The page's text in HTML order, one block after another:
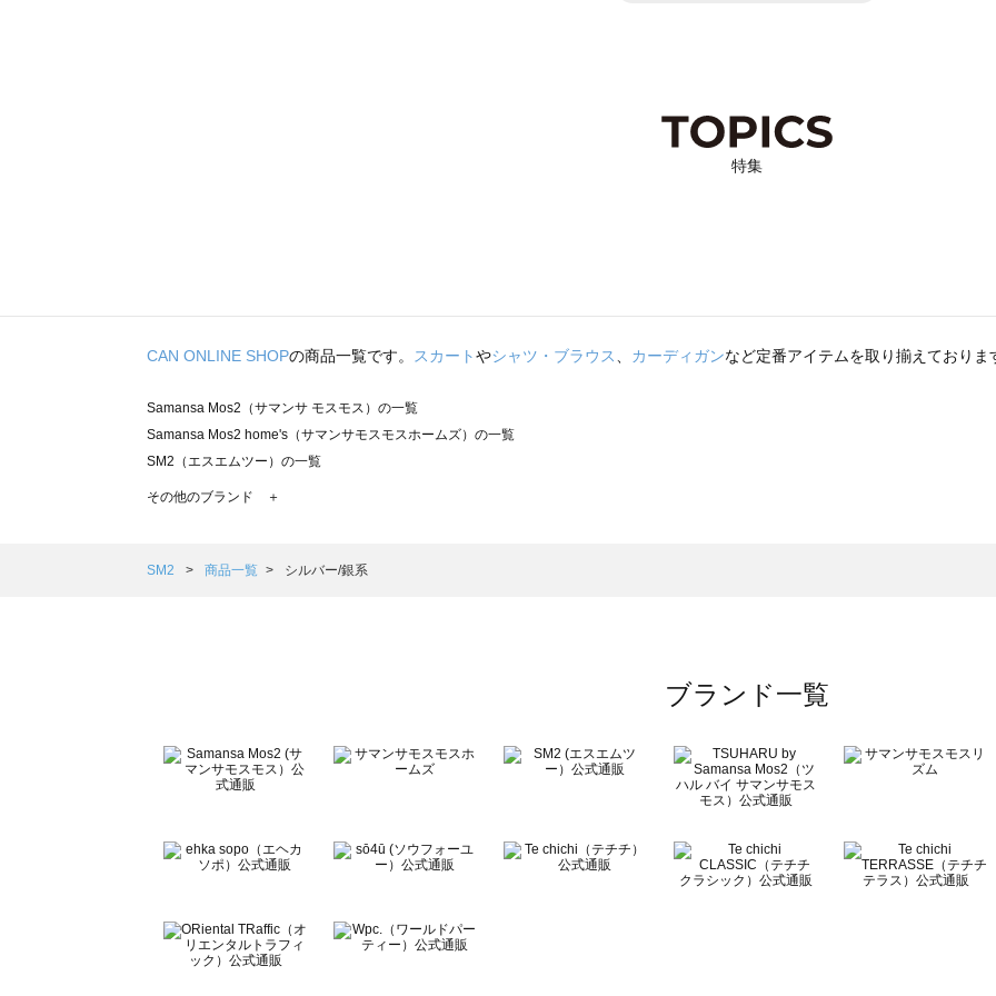
特集
CAN ONLINE SHOPの商品一覧です。 スカートやシャツ・ブラウス、 カーディガンなど定番アイテムを取り揃えておりま
Samansa Mos2（サマンサ モスモス）の一覧
Samansa Mos2 home's（サマンサモスモスホームズ）の一覧
SM2（エスエムツー）の一覧
TSUHARU by Samansa Mos2（ツハルバイサマンサモスモス）の一覧
Samansa Mos2 Lagom（サマンサモスモス ラーゴム）の一覧
BETTY'S BLUE（べティーズブルー）の一覧
Wpc.（ワールドパーティー）の一覧
その他のブランド ＋
SM2 商品一覧 シルバー/銀系
ブランド一覧